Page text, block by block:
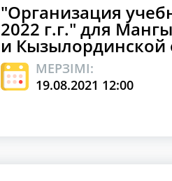
"Организация
2022 г.г." для
и Кызылординской
МЕРЗІМІ:
19.08.2021 12:00